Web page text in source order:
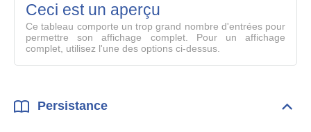
Ceci est un aperçu
Ce tableau comporte un trop grand nombre d'entrées pour
permettre son affichage complet. Pour un affichage
complet, utilisez l'une des options ci-dessus.
Persistance